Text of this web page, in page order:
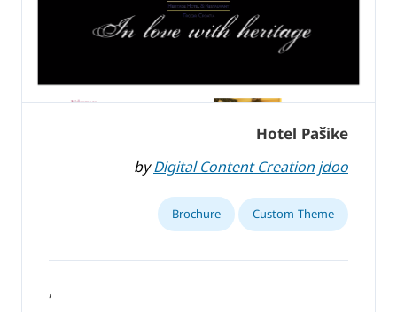
Hotel Pašike
byDigital Content Creation jdoo
Custom Theme
Brochure
,